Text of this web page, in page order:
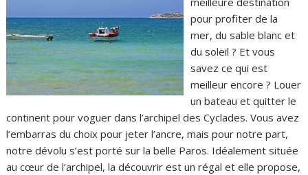
pour profiter de la
mer, du sable blanc et
du soleil ? Et vous
savez ce qui est
meilleur encore ? Louer
un bateau et quitter le
continent pour voguer dans l’archipel des Cyclades. Vous avez
l’embarras du choix pour jeter l’ancre, mais pour notre part,
notre dévolu s’est porté sur la belle Paros. Idéalement située
au cœur de l’archipel, la découvrir est un régal et elle propose,